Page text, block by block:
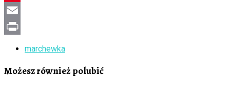
Pinterest
Email
marchewka
Możesz również polubić